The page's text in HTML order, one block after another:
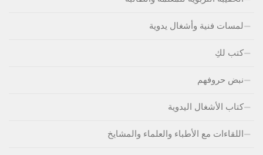
لمسات فنية وأشغال يدوية
كتب لكِ
نبض حروفهم
كتاب الأشغال اليدوية
اللقاءات مع الأطباء والعلماء والمشايخ